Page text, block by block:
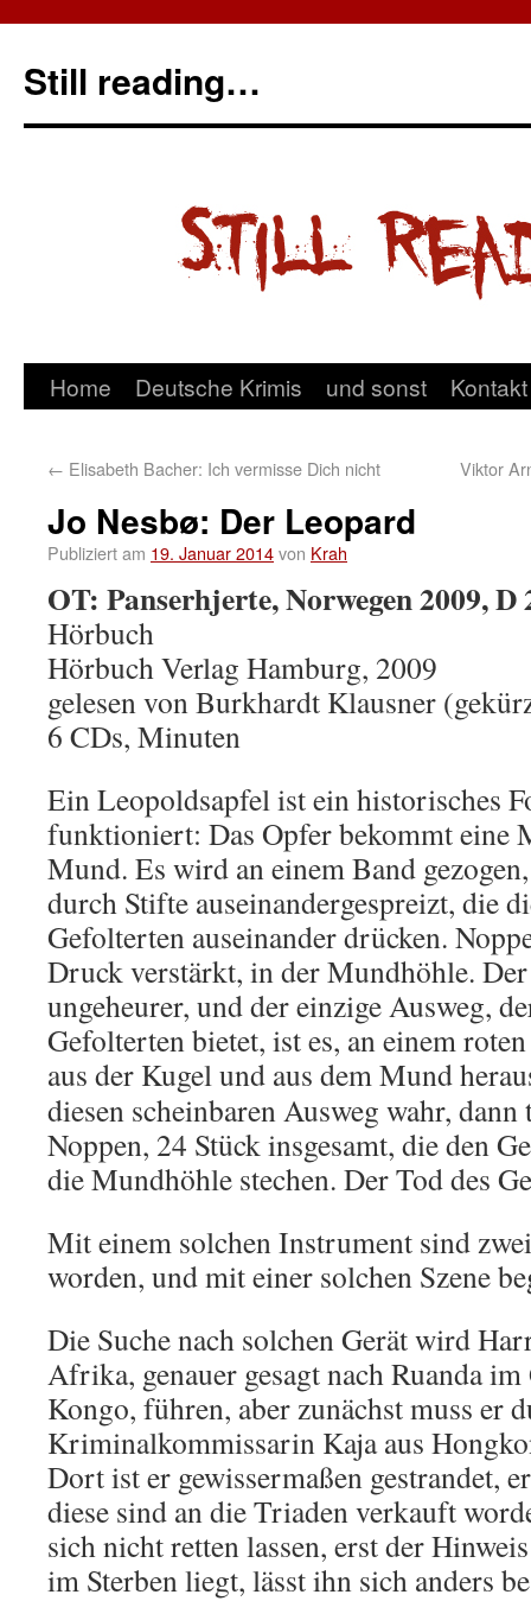
Still reading…
Home Deutsche Krimis und sonst Kontakt
← Elisabeth Bacher: Ich vermisse Dich nicht Viktor
Jo Nesbø: Der Leopard
Publiziert am 19. Januar 2014von Krah
OT: Panserhjerte, Norwegen 2009, D
Hörbuch
Hörbuch Verlag Hamburg, 2009
gelesen von Burkhardt Klausner
6 CDs, Minuten
Ein Leopoldsapfel ist ein historisches
funktioniert: Das Opfer bekommt eine
Mund. Es wird an einem Band
durch Stifte auseinandergespreizt, die
Gefolterten auseinander drücken.
Druck verstärkt, in der Mundhöhle.
ungeheurer, und der einzige Ausweg,
Gefolterten bietet, ist es, an einem
aus der Kugel und aus dem Mund
diesen scheinbaren Ausweg wahr, dann
Noppen, 24 Stück insgesamt, die den
die Mundhöhle stechen. Der Tod des
Mit einem solchen Instrument sind
worden, und mit einer solchen Szene
Die Suche nach solchen Gerät wird
Afrika, genauer gesagt nach Ruanda
Kongo, führen, aber zunächst muss er
Kriminalkommissarin Kaja aus
Dort ist er gewissermaßen gestrandet,
diese sind an die Triaden verkauft
sich nicht retten lassen, erst der
im Sterben liegt, lässt ihn sich anders